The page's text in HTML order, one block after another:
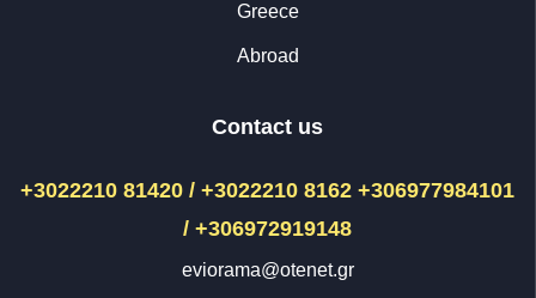
Greece
Abroad
Contact us
+3022210 81420 / +3022210 8162 +306977984101
/ +306972919148
eviorama@otenet.gr